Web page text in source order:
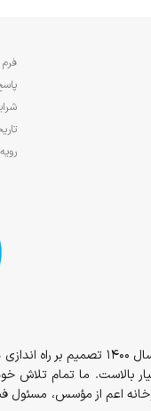
از سال 1394در قالب داروخانه حضوری مسئولیت ما شروع و در
بالاست. ما تمام تلاش
اعم از مؤسس، مسئول